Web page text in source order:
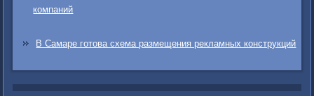
компаний
В Самаре готова схема размещения рекламных конструкций